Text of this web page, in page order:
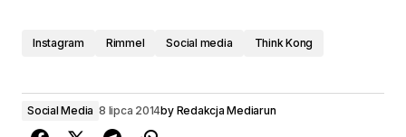
Instagram Rimmel Social media Think Kong
Social Media 8 lipca 2014by Redakcja Mediarun